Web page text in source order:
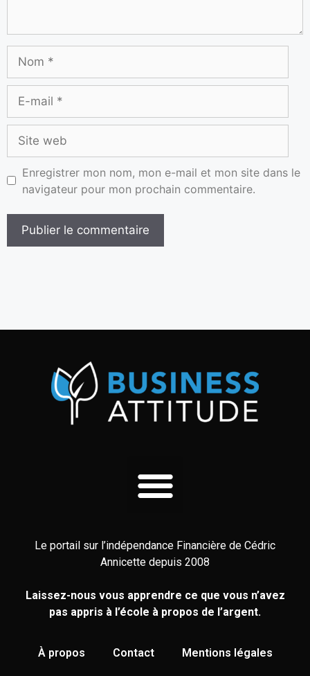
Enregistrer mon nom, mon e-mail et mon site dans le
navigateur pour mon prochain commentaire.
Le portail sur l’indépendance Financière de Cédric
Annicette depuis 2008
Laissez-nous vous apprendre ce que vous n’avez
pas appris à l’école à propos de l’argent.
À propos Contact Mentions légales